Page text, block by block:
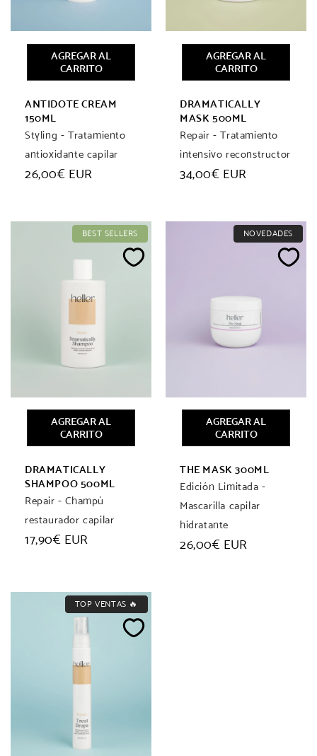
ANTIDOTE CREAM
150ML
Styling - Tratamiento
antioxidante capilar
Precio
26,00€ EUR
AGREGAR AL
CARRITO
DRAMATICALLY
MASK 500ML
Repair - Tratamiento
intensivo reconstructor
Precio
34,00€ EUR
AGREGAR AL
CARRITO
BEST SELLERS
DRAMATICALLY
SHAMPOO 500ML
Repair - Champú
restaurador capilar
Precio
17,90€ EUR
AGREGAR AL
CARRITO
NOVEDADES
THE MASK 300ML
Edición Limitada -
Mascarilla capilar
hidratante
Precio
26,00€ EUR
AGREGAR AL
CARRITO
TOP VENTAS 🔥